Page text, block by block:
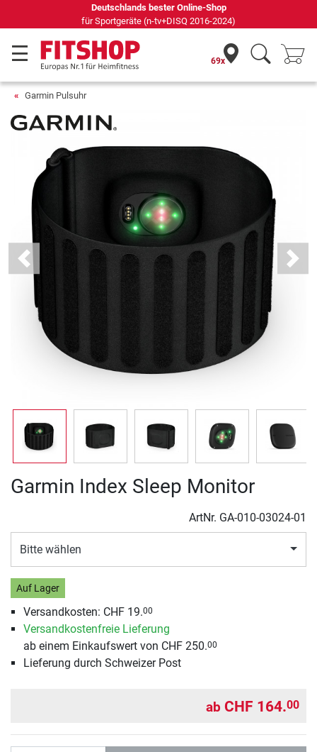
Deutschlands bester Online-Shop
für Sportgeräte (n-tv+DISQ 2016-2024)
69x
Garmin Pulsuhr
Previous Next
Garmin Index Sleep Monitor
ArtNr. GA-010-03024-01
Bitte wählen
Auf Lager
Versandkosten: CHF 19.00
Versandkostenfreie Lieferung
ab einem Einkaufswert von CHF 250.00
Lieferung durch Schweizer Post
ab CHF 164.00